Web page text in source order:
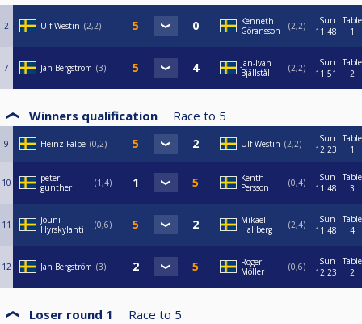
2 Ulf Westin 2,2
Kenneth
Göransson
2,2
Sun
11:48
Table
1
7 Jan Bergström 3
Jan-Ivan
Bjällstål
2,2
Sun
11:51
Table
2
Winners qualification Race to 5
9 Heinz Falbe 0,2 Ulf Westin 2,2
Sun
12:23
Table
1
10
peter
gunther
1,4
Kenth
Persson
0,4
Sun
11:48
Table
3
11
Jouni
Hyrskylahti
0,6
Mikael
Hallberg
2,4
Sun
11:48
Table
4
12 Jan Bergström 3
Roger
Möller
0,6
Sun
12:23
Table
2
Loser round 1 Race to 5